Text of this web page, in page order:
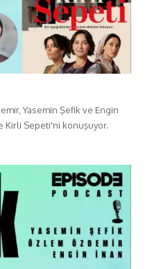
Yasemin Şefik ve Engin
Kirli Sepeti'ni konuşuyor.